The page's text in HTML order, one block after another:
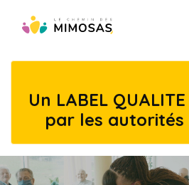
Un LABEL
par les autorités